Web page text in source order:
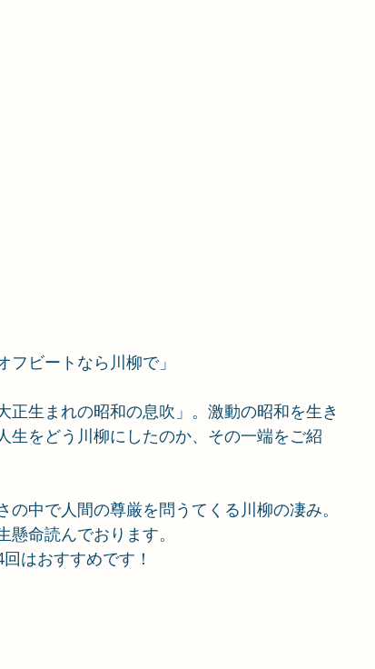
ビートなら川柳で」
生まれの昭和の息吹」。激動の昭和を生き
生をどう川柳にしたのか、その一端をご紹
中で人間の尊厳を問うてくる川柳の凄み。
命読んでおります。
はおすすめです！